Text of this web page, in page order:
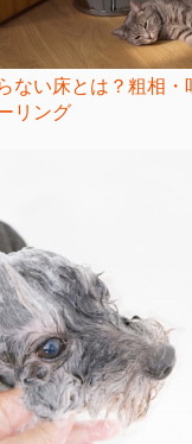
ない床とは？粗相・
リング